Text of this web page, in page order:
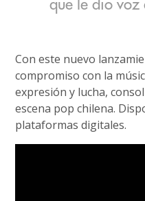
que le dio voz
Con este nuevo
compromiso con la
expresión y lucha,
escena pop chilena.
plataformas digitales.